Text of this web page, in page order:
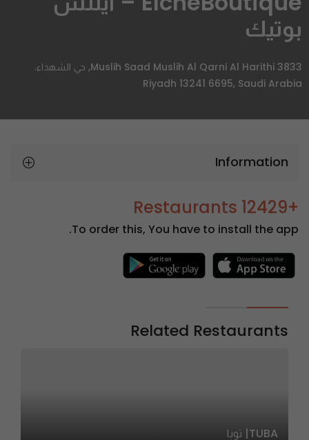
بوتيك
3833 Muslih Saad Muslih Al Qarni Al Harithi, حي الشهداء،
Riyadh 13241 6695, Saudi Arabia
Information
+12429 Restaurants
To order this, You have to install the app.
Related Restaurants
TUBA| توبا